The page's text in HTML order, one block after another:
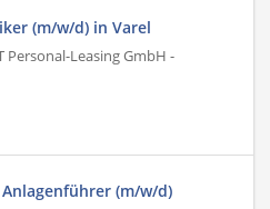
(m/w/d) in Varel
Personal-Leasing GmbH -
(m/w/d)